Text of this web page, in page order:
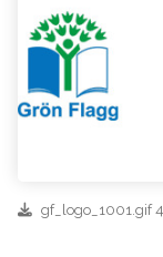
gf_logo_1001.gif